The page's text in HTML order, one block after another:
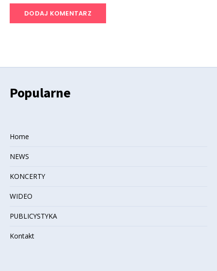
Popularne
Home
NEWS
KONCERTY
WIDEO
PUBLICYSTYKA
Kontakt